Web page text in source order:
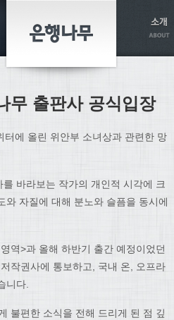
무 출판사 공식입장
에 올린 위안부 소녀상과 관련한 망
바라보는 작가의 개인적 시각에 크
와 자질에 대해 분노와 슬픔을 동시에
역>과 올해 하반기 출간 예정이었던
작권사에 통보하고, 국내 온, 오프라
니다.
불편한 소식을 전해 드리게 된 점 깊